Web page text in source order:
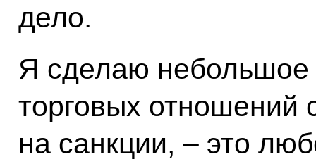
дело.
Я сделаю небольшое
торговых
на санкции, – это